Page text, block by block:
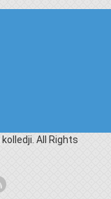
All Rights